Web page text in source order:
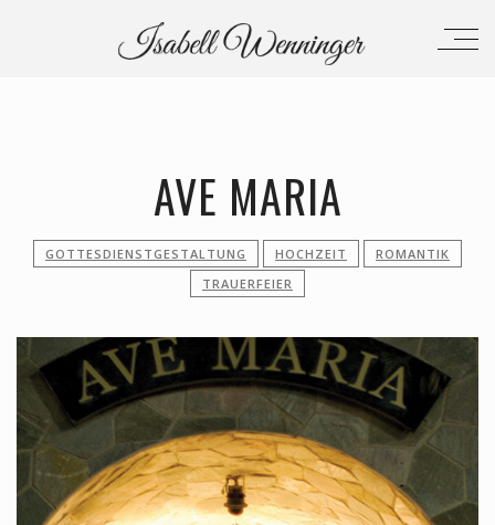
AVE MARIA
GOTTESDIENSTGESTALTUNG HOCHZEIT
ROMANTIK
TRAUERFEIER